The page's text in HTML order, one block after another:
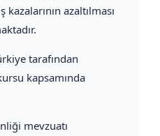
azaltılması
tarafından
kapsamında
mevzuatı